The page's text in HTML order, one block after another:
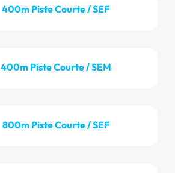
400m Piste Courte / SEF
400m Piste Courte / SEM
800m Piste Courte / SEF